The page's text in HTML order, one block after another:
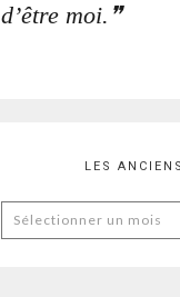
d’être moi.
LES
Les
anciens